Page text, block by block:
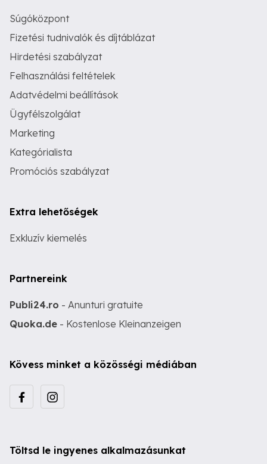
Súgóközpont
Fizetési tudnivalók és díjtáblázat
Hirdetési szabályzat
Felhasználási feltételek
Adatvédelmi beállítások
Ügyfélszolgálat
Marketing
Kategórialista
Promóciós szabályzat
Extra lehetőségek
Exkluzív kiemelés
Partnereink
Publi24.ro - Anunturi gratuite
Quoka.de - Kostenlose Kleinanzeigen
Kövess minket a közösségi médiában
Töltsd le ingyenes alkalmazásunkat